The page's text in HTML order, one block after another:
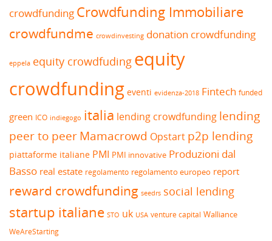
crowdfunding Crowdfunding Immobiliare
crowdfundme crowdinvesting donation crowdfunding
eppela equity crowdfuding equity
crowdfunding eventi evidenza-2018 Fintech funded
green ICO indiegogo italia lending crowdfunding lending
peer to peerMamacrowd Opstart p2p lending
piattaforme italiane PMI PMI innovative Produzioni dal
Basso real estate regolamento regolamento europeo report
reward crowdfunding seedrs social lending
startup italiane STO uk USA venture capital Walliance
WeAreStarting